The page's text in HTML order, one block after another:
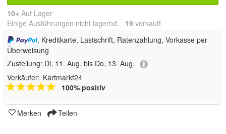
10+ Auf Lager
Einige Ausführungen nicht lagernd. 19 verkauft
, Kreditkarte, Lastschrift, Ratenzahlung, Vorkasse per
Überweisung
Zustellung: Di, 11. Aug. bis Do, 13. Aug.
Verkäufer: Kartmarkt24
100% positiv
Merken Teilen